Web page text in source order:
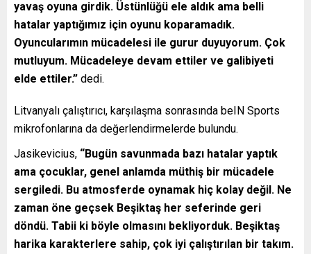
yavaş oyuna girdik. Üstünlüğü ele aldık ama belli
hatalar yaptığımız için oyunu koparamadık.
Oyuncularımın mücadelesi ile gurur duyuyorum. Çok
mutluyum. Mücadeleye devam ettiler ve galibiyeti
elde ettiler.” dedi.
Litvanyalı çalıştırıcı, karşılaşma sonrasında beIN Sports
mikrofonlarına da değerlendirmelerde bulundu.
Jasikevicius, “Bugün savunmada bazı hatalar yaptık
ama çocuklar, genel anlamda müthiş bir mücadele
sergiledi. Bu atmosferde oynamak hiç kolay değil. Ne
zaman öne geçsek Beşiktaş her seferinde geri
döndü. Tabii ki böyle olmasını bekliyorduk. Beşiktaş
harika karakterlere sahip, çok iyi çalıştırılan bir takım.